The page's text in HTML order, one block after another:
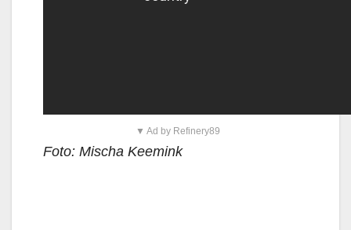
▼ Ad by Refinery89
Foto: Mischa Keemink